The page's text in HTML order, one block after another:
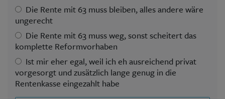
Die Rente mit 63 muss bleiben, alles andere wäre
ungerecht
Die Rente mit 63 muss weg, sonst scheitert das
komplette Reformvorhaben
Ist mir eher egal, weil ich eh ausreichend privat
vorgesorgt und zusätzlich lange genug in die
Rentenkasse eingezahlt habe